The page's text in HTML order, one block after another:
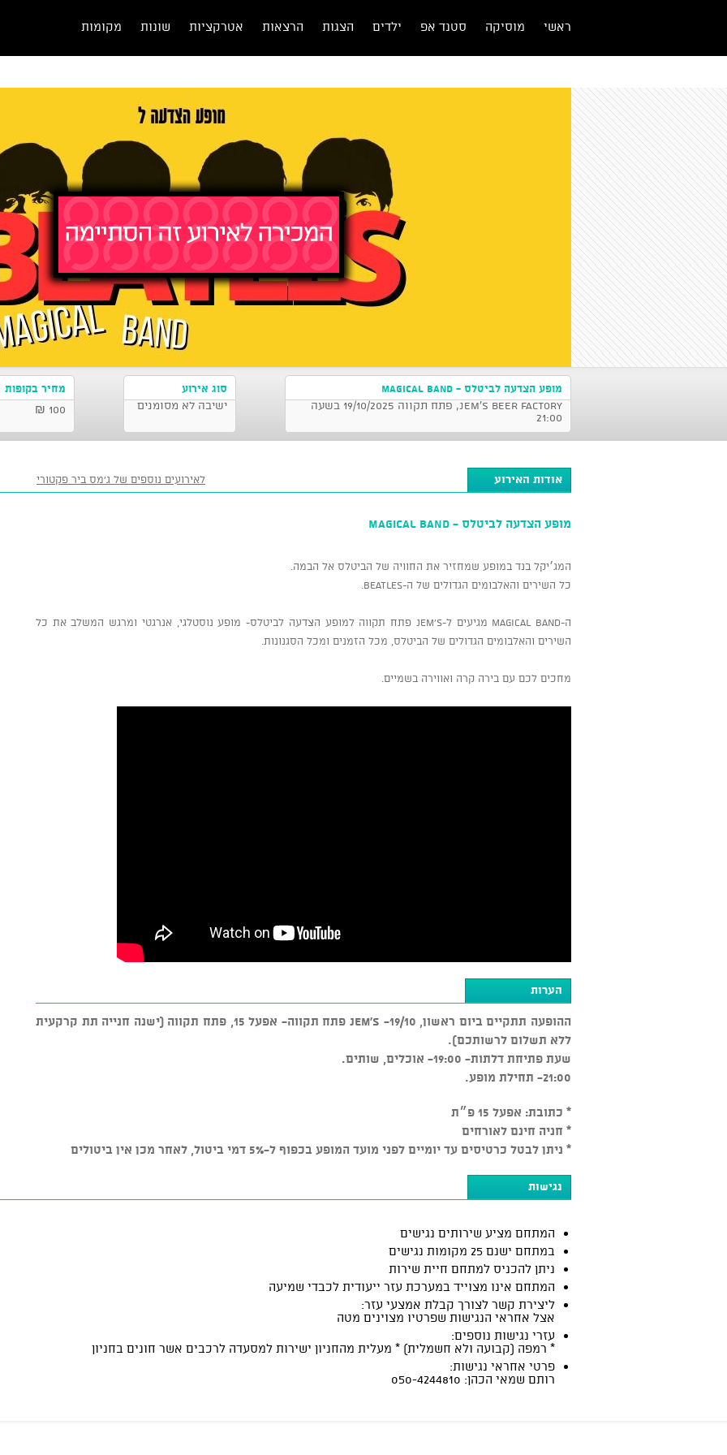
ראשי מוסיקה סטנד אפ ילדים הצגות הרצאות אטרקציות שונות מקומות
מופע הצדעה לביטלס - MAGICAL BAND
JEM'S BEER FACTORY, פתח תקווה 19/10/2025 בשעה
21:00
סוג אירוע
ישיבה לא מסומנים
מחיר בקופות
100 ₪
אודות האירוע לאירועים נוספים של ג'מס ביר פקטורי
מופע הצדעה לביטלס - MAGICAL BAND
המג׳יקל בנד במופע שמחזיר את החוויה של הביטלס אל הבמה.
כל השירים והאלבומים הגדולים של ה-BEATLES.
ה-magical band מגיעים ל-JEM's פתח תקווה למופע הצדעה לביטלס- מופע נוסטלגי, אנרגטי ומרגש המשלב את כל
השירים והאלבומים הגדולים של הביטלס, מכל הזמנים ומכל הסגנונות.
מחכים לכם עם בירה קרה ואווירה בשמיים.
הערות
ההופעה תתקיים ביום ראשון, 19/10- Jem's פתח תקווה- אפעל 15, פתח תקווה (ישנה חנייה תת קרקעית
ללא תשלום לרשותכם).
שעת פתיחת דלתות- 19:00- אוכלים, שותים.
21:00- תחילת מופע.
* כתובת: אפעל 15 פ״ת
* חניה חינם לאורחים
* ניתן לבטל כרטיסים עד יומיים לפני מועד המופע בכפוף ל-5% דמי ביטול, לאחר מכן אין ביטולים
נגישות
המתחם מציע שירותים נגישים
במתחם ישנם 25 מקומות נגישים
ניתן להכניס למתחם חיית שירות
המתחם אינו מצוייד במערכת עזר ייעודית לכבדי שמיעה
ליצירת קשר לצורך קבלת אמצעי עזר:
אצל אחראי הנגישות שפרטיו מצוינים מטה
עזרי נגישות נוספים:
* רמפה (קבועה ולא חשמלית) * מעלית מהחניון ישירות למסעדה לרכבים אשר חונים בחניון
פרטי אחראי נגישות:
רותם שמאי הכהן: 050-4244810